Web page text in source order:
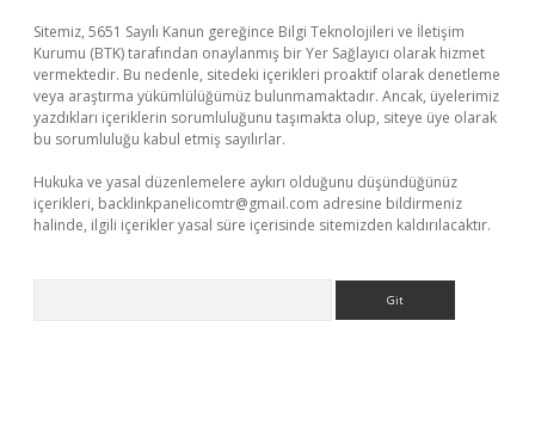
Sitemiz, 5651 Sayılı Kanun gereğince Bilgi Teknolojileri ve İletişim
Kurumu (BTK) tarafından onaylanmış bir Yer Sağlayıcı olarak hizmet
vermektedir. Bu nedenle, sitedeki içerikleri proaktif olarak denetleme
veya araştırma yükümlülüğümüz bulunmamaktadır. Ancak, üyelerimiz
yazdıkları içeriklerin sorumluluğunu taşımakta olup, siteye üye olarak
bu sorumluluğu kabul etmiş sayılırlar.
Hukuka ve yasal düzenlemelere aykırı olduğunu düşündüğünüz
içerikleri, backlinkpanelicomtr@gmail.com adresine bildirmeniz
halinde, ilgili içerikler yasal süre içerisinde sitemizden kaldırılacaktır.